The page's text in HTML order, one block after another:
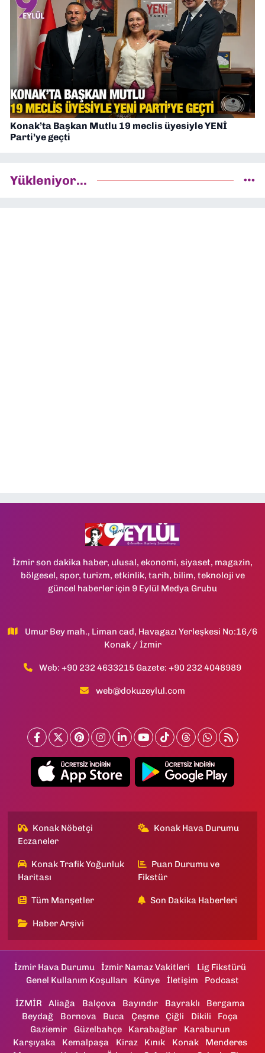
Konak’ta Başkan Mutlu 19 meclis üyesiyle YENİ
Parti’ye geçti
Yükleniyor...
İzmir son dakika haber, ulusal, ekonomi, siyaset, magazin,
bölgesel, spor, turizm, etkinlik, tarih, bilim, teknoloji ve
güncel haberler için 9 Eylül Medya Grubu
Umur Bey mah., Liman cad, Havagazı Yerleşkesi No:16/6
Konak / İzmir
Web: +90 232 4633215 Gazete: +90 232 4048989
web@dokuzeylul.com
Konak Nöbetçi
Eczaneler
Konak Hava Durumu
Konak Trafik Yoğunluk
Haritası
Puan Durumu ve
Fikstür
Tüm Manşetler Son Dakika Haberleri
Haber Arşivi
İzmir Hava Durumu İzmir Namaz Vakitleri
Lig Fikstürü
Genel Kullanım Koşulları
Künye İletişim Podcast
İZMİR Aliağa Balçova Bayındır Bayraklı
Bergama
Beydağ
Bornova Buca Çeşme Çiğli Dikili
Foça
Gaziemir
Güzelbahçe Karabağlar
Karaburun
Karşıyaka
Kemalpaşa Kiraz Kınık Konak
Menderes